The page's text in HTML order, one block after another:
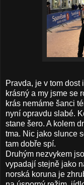
Pravda, je v tom
krásný a my jsme se
krás nemáme šanci
nyní opravdu slabé.
stane šero. A kolem
tma. Nic jako slunce
tam dobře spí.
Druhým nezvykem
vypadají stejně jako
norská koruna je